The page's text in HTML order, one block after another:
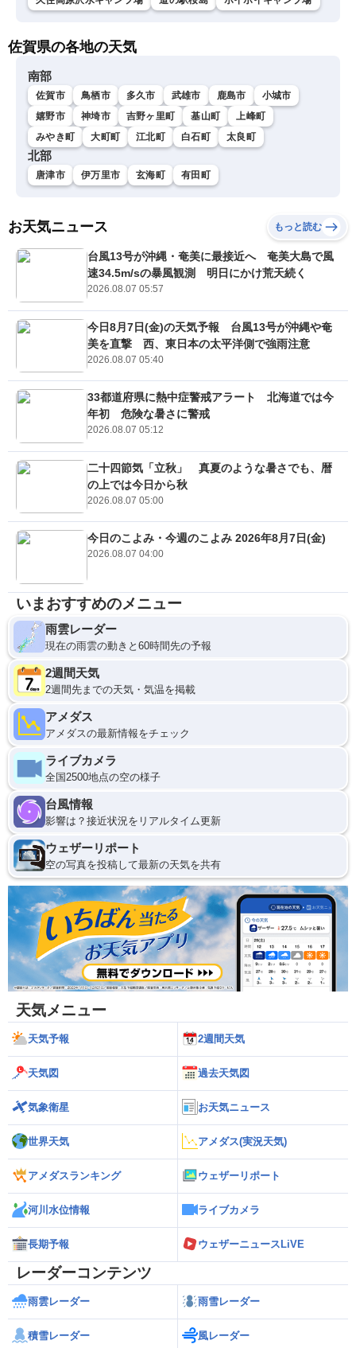
佐賀県の各地の天気
南部
佐賀市 鳥栖市 多久市 武雄市 鹿島市
小城市
嬉野市
神埼市 吉野ヶ里町 基山町
上峰町
みやき町
大町町 江北町 白石町 太良町
北部
唐津市 伊万里市 玄海町 有田町
お天気ニュース もっと読む
台風13号が沖縄・奄美に最接近へ 奄美大島で風
速34.5m/sの暴風観測 明日にかけ荒天続く
2026.08.07 05:57
今日8月7日(金)の天気予報 台風13号が沖縄や奄
美を直撃 西、東日本の太平洋側で強雨注意
2026.08.07 05:40
33都道府県に熱中症警戒アラート 北海道では今
年初 危険な暑さに警戒
2026.08.07 05:12
二十四節気「立秋」 真夏のような暑さでも、暦
の上では今日から秋
2026.08.07 05:00
今日のこよみ・今週のこよみ 2026年8月7日(金)
2026.08.07 04:00
いまおすすめのメニュー
雨雲レーダー
現在の雨雲の動きと60時間先の予報
2週間天気
2週間先までの天気・気温を掲載
アメダス
アメダスの最新情報をチェック
ライブカメラ
全国2500地点の空の様子
台風情報
影響は？接近状況をリアルタイム更新
ウェザーリポート
空の写真を投稿して最新の天気を共有
天気メニュー
天気予報 2週間天気
天気図 過去天気図
気象衛星 お天気ニュース
世界天気 アメダス(実況天気)
アメダスランキング ウェザーリポート
河川水位情報 ライブカメラ
長期予報 ウェザーニュースLiVE
レーダーコンテンツ
雨雲レーダー 雨雪レーダー
積雪レーダー 風レーダー